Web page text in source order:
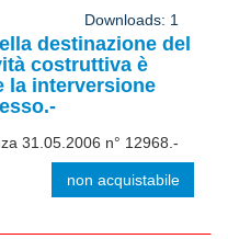
Downloads: 1
destinazione del
costruttiva è
la interversione
31.05.2006 n° 12968.-
non acquistabile